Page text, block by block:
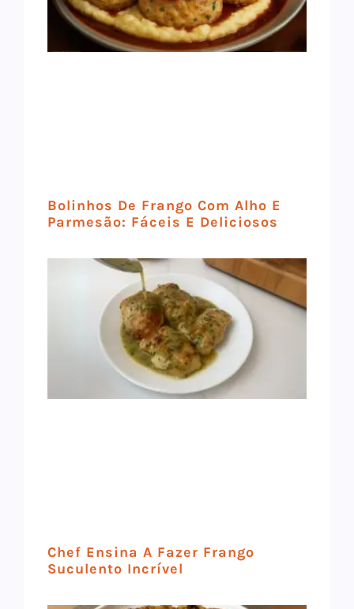
Bolinhos De Frango Com Alho E
Parmesão: Fáceis E Deliciosos
Chef Ensina A Fazer Frango
Suculento Incrível